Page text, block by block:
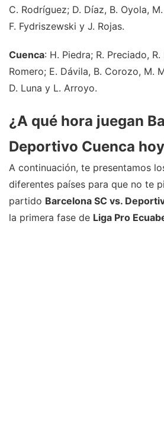
C. Rodríguez; D. Díaz, B. Oyola,
F. Fydriszewski y J. Rojas.
Cuenca: H. Piedra; R. Preciado,
Romero; E. Dávila, B. Corozo, M.
D. Luna y L. Arroyo.
¿A qué hora juegan
Deportivo Cuenca
A continuación, te presentamos
diferentes países para que no te
partido Barcelona SC vs.
la primera fase de Liga Pro